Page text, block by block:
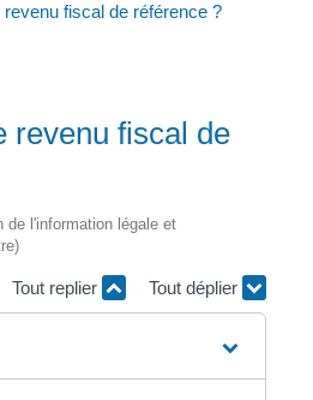
fiscal de référence ?
revenu fiscal de
de l'information légale et
Tout replier Tout déplier